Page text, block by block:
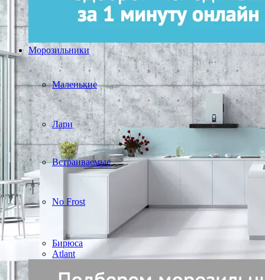
Морозильники
Маленькие
Лари
Встраиваемые
No Frost
Бирюса
Atlant